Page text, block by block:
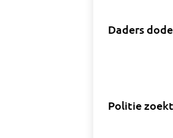
Daders
Politie